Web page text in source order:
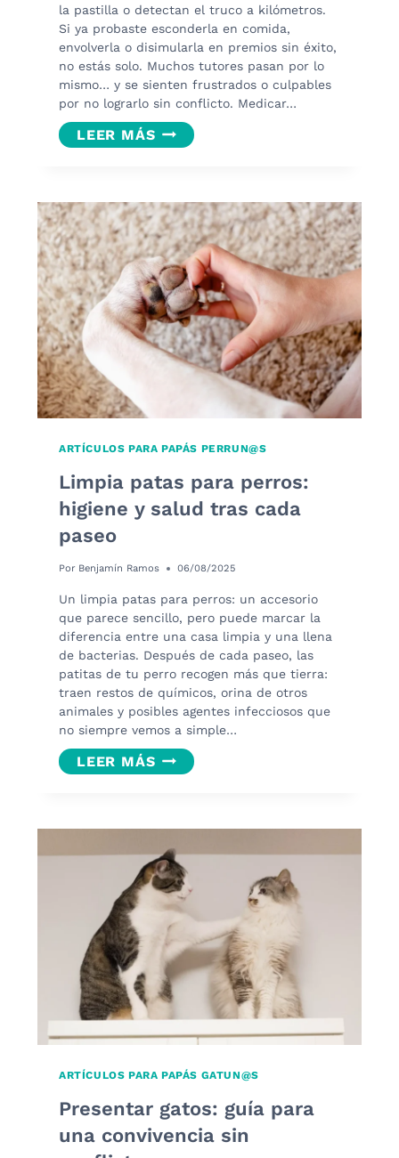
la pastilla o detectan el truco a kilómetros.
Si ya probaste esconderla en comida,
envolverla o disimularla en premios sin éxito,
no estás solo. Muchos tutores pasan por lo
mismo… y se sienten frustrados o culpables
por no lograrlo sin conflicto. Medicar…
LEER MÁS¿TE
CUESTA
A
MASCOTAS?
PRUEBA
ESTOS
TRUCOS
ARTÍCULOS PARA PAPÁS PERRUN@S
Limpia patas para perros:
higiene y salud tras cada
paseo
Por Benjamín Ramos 06/08/2025
Un limpia patas para perros: un accesorio
que parece sencillo, pero puede marcar la
diferencia entre una casa limpia y una llena
de bacterias. Después de cada paseo, las
patitas de tu perro recogen más que tierra:
traen restos de químicos, orina de otros
animales y posibles agentes infecciosos que
no siempre vemos a simple…
LEER MÁSLIMPIA
PATAS
Y
SALUD
TRAS
CADA
PASEO
ARTÍCULOS PARA PAPÁS GATUN@S
Presentar gatos: guía para
una convivencia sin